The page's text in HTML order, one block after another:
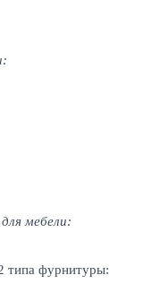
мебели:
типа фурнитуры: